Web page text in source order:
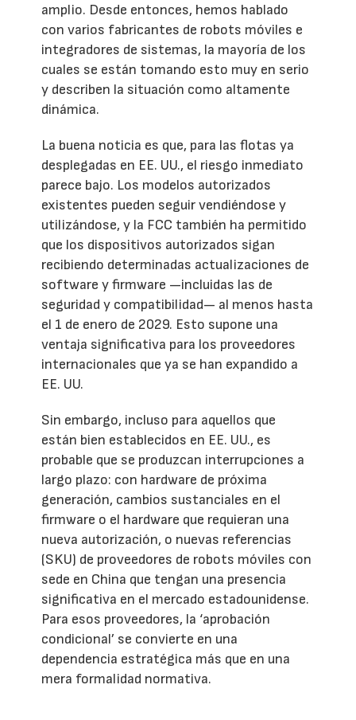
amplio. Desde entonces, hemos hablado
con varios fabricantes de robots móviles e
integradores de sistemas, la mayoría de los
cuales se están tomando esto muy en serio
y describen la situación como altamente
dinámica.
La buena noticia es que, para las flotas ya
desplegadas en EE. UU., el riesgo inmediato
parece bajo. Los modelos autorizados
existentes pueden seguir vendiéndose y
utilizándose, y la FCC también ha permitido
que los dispositivos autorizados sigan
recibiendo determinadas actualizaciones de
software y firmware —incluidas las de
seguridad y compatibilidad— al menos hasta
el 1 de enero de 2029. Esto supone una
ventaja significativa para los proveedores
internacionales que ya se han expandido a
EE. UU.
Sin embargo, incluso para aquellos que
están bien establecidos en EE. UU., es
probable que se produzcan interrupciones a
largo plazo: con hardware de próxima
generación, cambios sustanciales en el
firmware o el hardware que requieran una
nueva autorización, o nuevas referencias
(SKU) de proveedores de robots móviles con
sede en China que tengan una presencia
significativa en el mercado estadounidense.
Para esos proveedores, la ‘aprobación
condicional’ se convierte en una
dependencia estratégica más que en una
mera formalidad normativa.